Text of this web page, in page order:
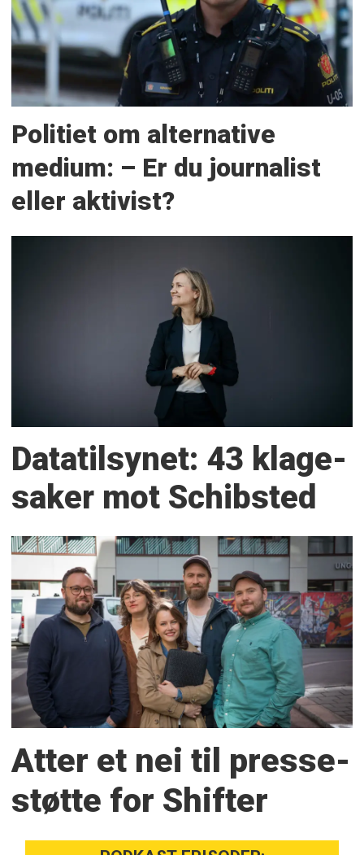
Politiet om alternative
medium: – Er du journalist
eller aktivist?
Datatilsynet: 43 klage­
saker mot Schibsted
Atter et nei til presse­
støtte for Shifter